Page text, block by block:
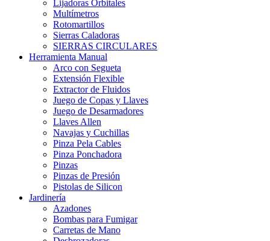
Lijadoras Orbitales
Multímetros
Rotomartillos
Sierras Caladoras
SIERRAS CIRCULARES
Herramienta Manual
Arco con Segueta
Extensión Flexible
Extractor de Fluidos
Juego de Copas y Llaves
Juego de Desarmadores
Llaves Allen
Navajas y Cuchillas
Pinza Pela Cables
Pinza Ponchadora
Pinzas
Pinzas de Presión
Pistolas de Silicon
Jardinería
Azadones
Bombas para Fumigar
Carretas de Mano